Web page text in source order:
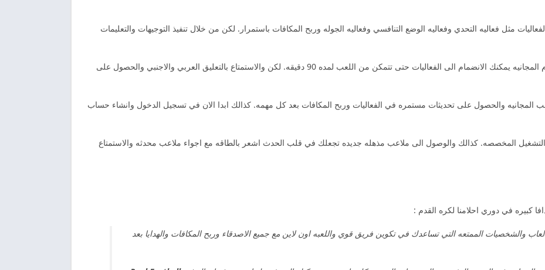
مثل فعاليه التحدي وفعاليه الوضع التنافسي وفعاليه الجوله وربح المكافات باستمرار. لكن من خلال تنفيذ التوجيهات والتعليمات
ريال فوتبول مهكره من اقوى العاب كره القدم المجانيه يمكنك الانضمام الى الفعاليات حتى تتمكن من اللعب لمده 90 دقيقه. لكن والاستمتاع بالتعليق العربي والاجنبي والحصول على
المجانيه والحصول على تحديثات مستمره في الفعاليات وربح المكافات بعد كل مهمه. كذالك ابدا الان في تسجيل الدخول وانشاء حساب
المخصصه. كذالك والوصول الى ملاعب مذهله جديده تجعلك في قلب الحدث اشعر بالطاقه مع اجواء ملاعب محدثه والاستمتاع
كبيره في دوري احلامنا لكره القدم :
والشخصيات الممتعه التي تساعدك في تكوين فريق قوي واللعبه اون لاين مع جميع الاصدقاء وربح المكافات والهدايا بعد